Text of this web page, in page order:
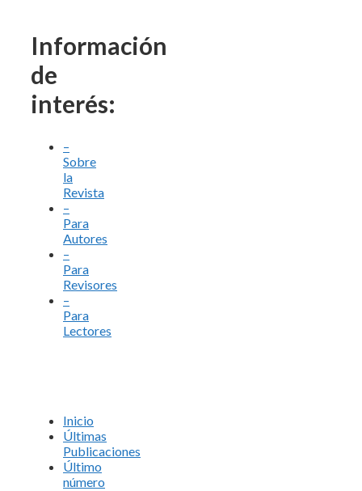
Información
de
interés:
–
Sobre
la
Revista
–
Para
Autores
–
Para
Revisores
–
Para
Lectores
Inicio
Últimas
Publicaciones
Último
número